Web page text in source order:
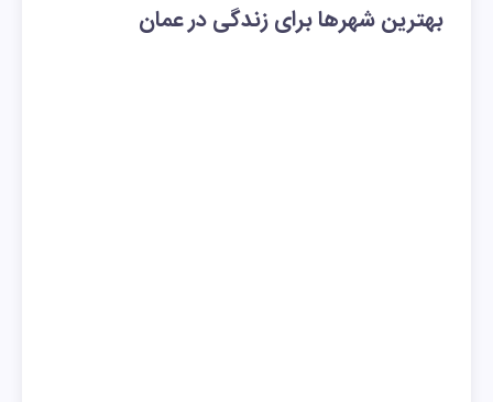
بهترین شهرها برای زندگی در عمان